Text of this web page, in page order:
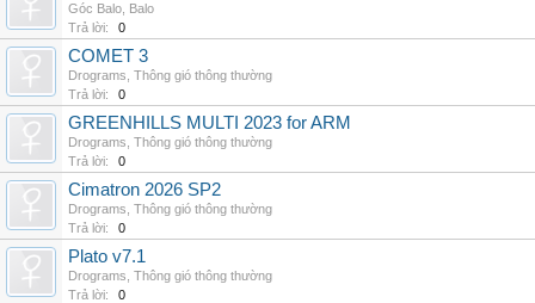
Góc Balo Balo
Trả lời:
0
COMET 3
Drograms Thông gió thông thường
Trả lời:
0
GREENHILLS MULTI 2023 for ARM
Drograms Thông gió thông thường
Trả lời:
0
Cimatron 2026 SP2
Drograms Thông gió thông thường
Trả lời:
0
Plato v7.1
Drograms Thông gió thông thường
Trả lời:
0